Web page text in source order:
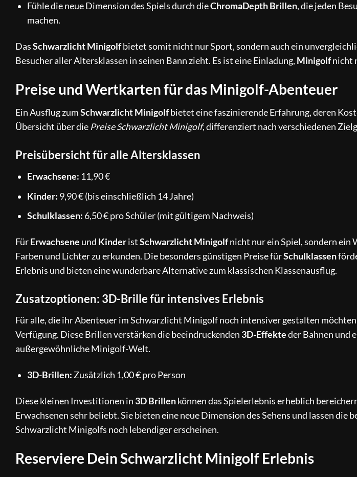
Fühle die neue Dimension des Spiels durch dieChromaDepth Brillen, die jeden
machen.
DasSchwarzlicht Minigolfbietet somit nicht nur Sport, sondern auch ein
Besucher aller Altersklassen in seinen Bann zieht. Es ist eine Einladung, Minigolfnicht
Preise und Wertkarten für das Minigolf-Abenteuer
Ein Ausflug zumSchwarzlichtMinigolfbietet eine faszinierende Erfahrung, deren
Übersicht über diePreise Schwarzlicht Minigolf, differenziert nach verschiedenen
Preisübersicht für alle Altersklassen
Erwachsene: 11,90 €
Kinder: 9,90 € (bis einschließlich 14 Jahre)
Schulklassen: 6,50 € pro Schüler (mit gültigem Nachweis)
FürErwachsene und KinderistSchwarzlichtMinigolfnicht nur ein Spiel, sondern ein
Farben und Lichter zu erkunden. Die besonders günstigen Preise fürSchulklassen
Erlebnis und bieten eine wunderbare Alternative zum klassischen Klassenausflug.
Zusatzoptionen: 3D-Brille für intensives Erlebnis
Für alle, die ihr Abenteuer im Schwarzlicht Minigolf noch intensiver gestalten
Verfügung. Diese Brillen verstärken die beeindruckenden 3D-Effekteder Bahnen und
außergewöhnliche Minigolf-Welt.
3D-Brillen: Zusätzlich 1,00 € pro Person
Diese kleinen Investitionen in 3D Brillenkönnen das Spielerlebnis erheblich
Erwachsenen sehr beliebt. Sie bieten eine neue Dimension des Sehens und lassen die
Schwarzlicht Minigolfs noch lebendiger erscheinen.
Reserviere Dein Schwarzlicht Minigolf Erlebnis